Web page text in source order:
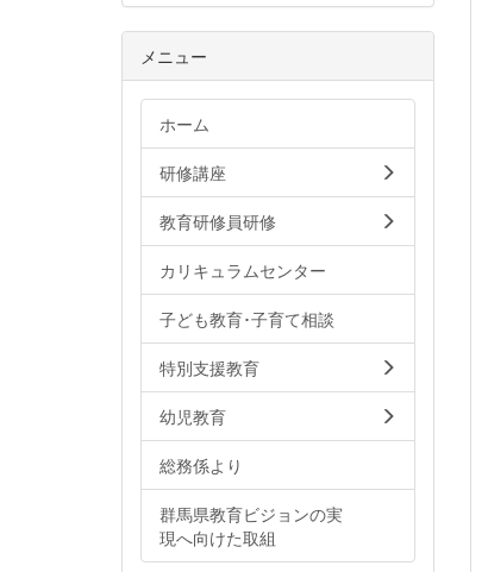
メニュー
ホーム
研修講座
教育研修員研修
カリキュラムセンター
子ども教育･子育て相談
特別支援教育
幼児教育
総務係より
群馬県教育ビジョンの実
現へ向けた取組